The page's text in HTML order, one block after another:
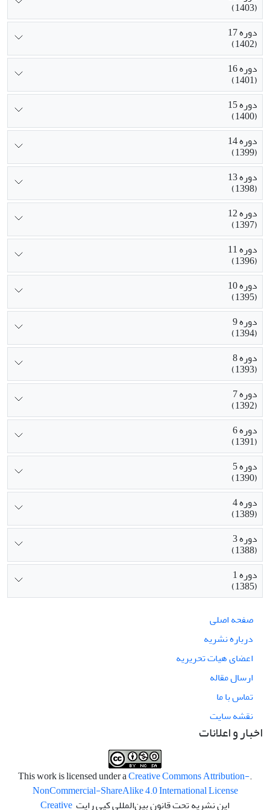
(1403)
دوره 17
(1402)
دوره 16
(1401)
دوره 15
(1400)
دوره 14
(1399)
دوره 13
(1398)
دوره 12
(1397)
دوره 11
(1396)
دوره 10
(1395)
دوره 9
(1394)
دوره 8
(1393)
دوره 7
(1392)
دوره 6
(1391)
دوره 5
(1390)
دوره 4
(1389)
دوره 3
(1388)
دوره 1
(1385)
صفحه اصلی
درباره نشریه
اعضای هیات تحریریه
ارسال مقاله
تماس با ما
نقشه سایت
اخبار و اعلانات
.This work is licensed under a
Creative Commons Attribution-
NonCommercial-ShareAlike 4.0 International License
این نشریه تحت قانون بین‌المللی کپی رایت Creative